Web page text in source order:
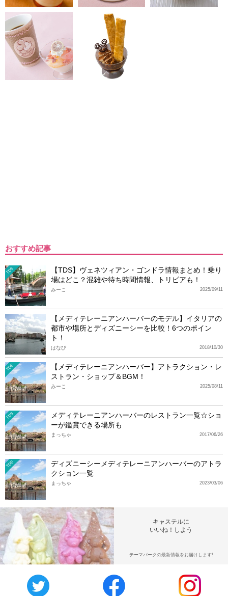
おすすめ記事
TDS
【TDS】ヴェネツィアン・ゴンドラ情報まとめ！乗り
場はどこ？混雑や待ち時間情報、トリビアも！
2025/09/11
みーこ
【メディテレーニアンハーバーのモデル】イタリアの
都市や場所とディズニーシーを比較！6つのポイン
ト！
2018/10/30
はなび
TDS
【メディテレーニアンハーバー】アトラクション・レ
ストラン・ショップ＆BGM！
2025/08/11
みーこ
TDS
メディテレーニアンハーバーのレストラン一覧☆ショ
ーが鑑賞できる場所も
2017/06/26
まっちゃ
TDS
ディズニーシーメディテレーニアンハーバーのアトラ
クション一覧
2023/03/06
まっちゃ
キャステルに
いいね！しよう
テーマパークの最新情報をお届けします!